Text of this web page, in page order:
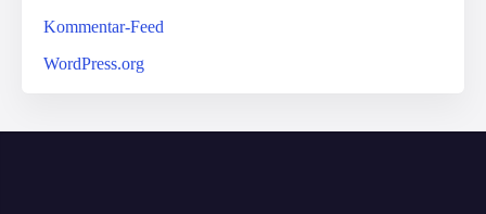
Kommentar-Feed
WordPress.org